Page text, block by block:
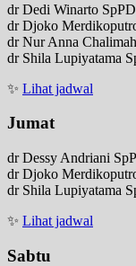
dr Dedi Winarto SpPD
dr Djoko
dr Nur Anna
dr Shila Lupiyatama
✨ Lihat jadwal
Jumat
dr Dessy Andriani
dr Djoko
dr Shila Lupiyatama
✨ Lihat jadwal
Sabtu